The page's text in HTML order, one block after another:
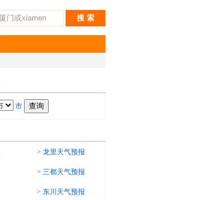
市
> 龙里天气预报
> 三都天气预报
> 东川天气预报